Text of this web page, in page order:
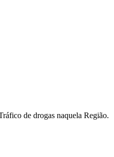
de drogas naquela Região.